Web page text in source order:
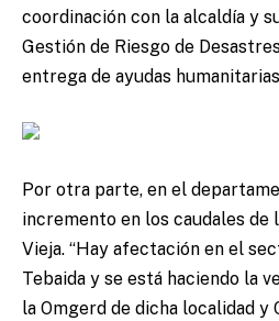
coordinación con la alcaldía y
Gestión de Riesgo de
entrega de ayudas
Por otra parte, en el
incremento en los caudales de
Vieja. “Hay afectación en el
Tebaida y se está haciendo la
la Omgerd de dicha localidad y